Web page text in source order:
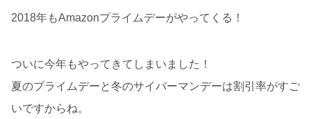
2018年もAmazonプライムデーがやってくる！
ついに今年もやってきてしまいました！
夏のプライムデーと冬のサイバーマンデーは割引率がすご
いですからね。